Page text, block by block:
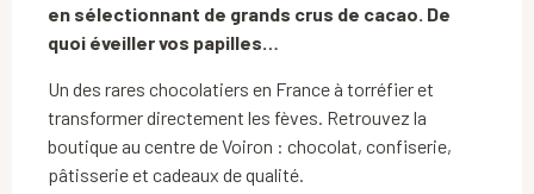
en sélectionnant de grands crus de cacao. De
quoi éveiller vos papilles…
Un des rares chocolatiers en France à torréfier et
transformer directement les fèves. Retrouvez la
boutique au centre de Voiron : chocolat, confiserie,
pâtisserie et cadeaux de qualité.